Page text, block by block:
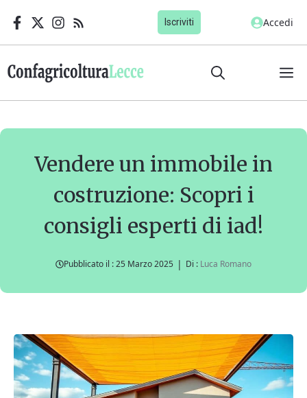
Iscriviti Accedi
Vendere un immobile in
costruzione: Scopri i
consigli esperti di iad!
Pubblicato il :25 Marzo 2025 | Di : Luca Romano